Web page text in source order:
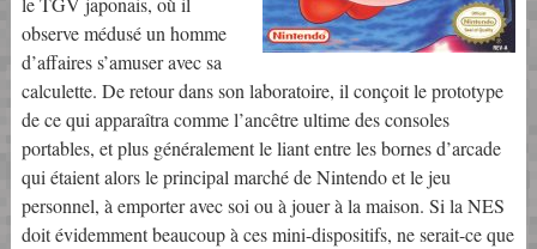
observe médusé un homme
d’affaires s’amuser avec sa
calculette. De retour dans son laboratoire, il conçoit le prototype
de ce qui apparaîtra comme l’ancêtre ultime des consoles
portables, et plus généralement le liant entre les bornes d’arcade
qui étaient alors le principal marché de Nintendo et le jeu
personnel, à emporter avec soi ou à jouer à la maison. Si la NES
doit évidemment beaucoup à ces mini-dispositifs, ne serait-ce que